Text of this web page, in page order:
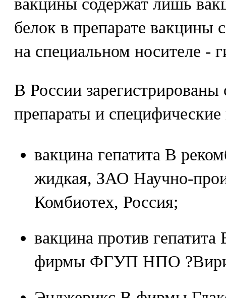
вакцины содержат лишь
белок в препарате вакцины
на специальном носителе -
В России
препараты и
вакцина гепатита В
жидкая, ЗАО Научно-
Комбиотех, Россия;
вакцина против
фирмы ФГУП НПО